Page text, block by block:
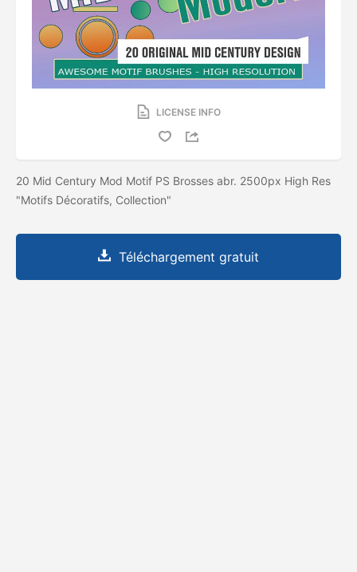
LICENSE INFO
20 Mid Century Mod Motif PS Brosses abr. 2500px High Res
"Motifs Décoratifs, Collection"
Téléchargement gratuit